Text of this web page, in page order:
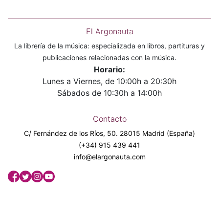
El Argonauta
La librería de la música: especializada en libros, partituras y
publicaciones relacionadas con la música.
Horario:
Lunes a Viernes, de 10:00h a 20:30h
Sábados de 10:30h a 14:00h
Contacto
C/ Fernández de los Ríos, 50. 28015 Madrid (España)
(+34) 915 439 441
info@elargonauta.com